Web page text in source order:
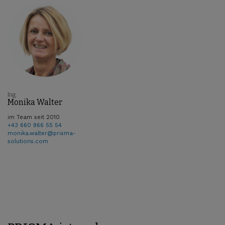
Ing.
Monika Walter
im Team seit 2010
+43 660 866 55 54
monika.walter@prisma-
solutions.com